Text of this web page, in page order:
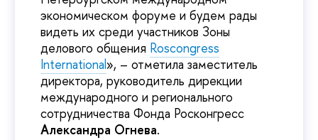
экономическом форуме и будем рады
видеть их среди участников Зоны
делового общения Roscongress
International», – отметила заместитель
директора, руководитель дирекции
международного и регионального
сотрудничества Фонда Росконгресс
Александра Огнева.